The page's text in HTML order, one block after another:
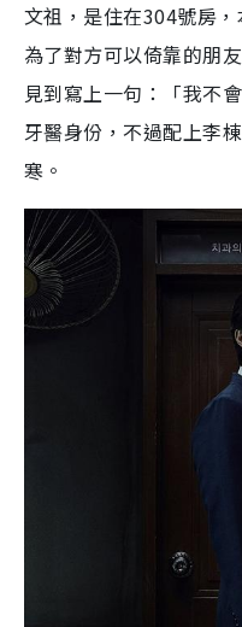
文祖，是住在304號房
為了對方可以倚靠的朋
見到寫上一句：「我不
牙醫身份，不過配上李
寒。